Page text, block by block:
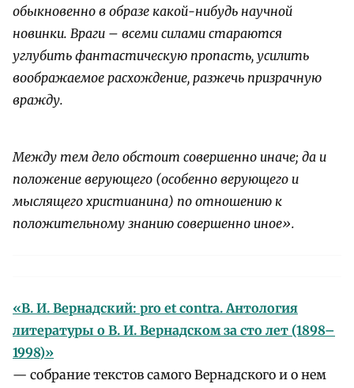
обыкновенно в образе какой-нибудь научной
новинки. Враги – всеми силами стараются
углубить фантастическую пропасть, усилить
воображаемое расхождение, разжечь призрачную
вражду.
Между тем дело обстоит совершенно иначе; да и
положение верующего (особенно верующего и
мыслящего христианина) по отношению к
положительному знанию совершенно иное».
«В. И. Вернадский: pro et contra. Антология
литературы о В. И. Вернадском за сто лет (1898–
1998)»
— собрание текстов самого Вернадского и о нем